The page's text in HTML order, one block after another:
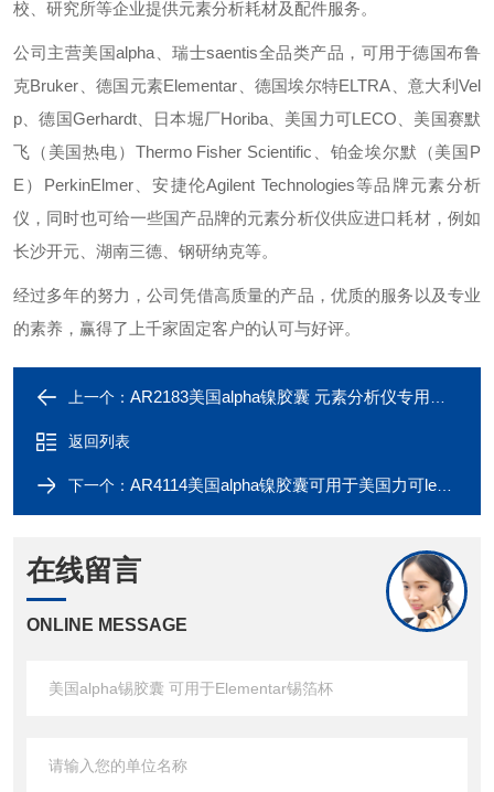
校、研究所等企业提供元素分析耗材及配件服务。
公司主营美国alpha、瑞士saentis全品类产品，可用于德国布鲁
克Bruker、德国元素Elementar、德国埃尔特ELTRA、意大利Vel
p、德国Gerhardt、日本堀厂Horiba、美国力可LECO、美国赛默
飞（美国热电）Thermo Fisher Scientific、铂金埃尔默（美国P
E）PerkinElmer、安捷伦Agilent Technologies等品牌元素分析
仪，同时也可给一些国产品牌的元素分析仪供应进口耗材，例如
长沙开元、湖南三德、钢研纳克等。
经过多年的努力，公司凭借高质量的产品，优质的服务以及专业
的素养，赢得了上千家固定客户的认可与好评。
上一个： AR2183美国alpha镍胶囊 元素分析仪专用镍囊
返回列表
下一个： AR4114美国alpha镍胶囊可用于美国力可leco镍舟
在线留言
ONLINE MESSAGE